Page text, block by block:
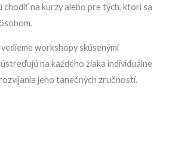
chodiť na kurzy alebo pre tých, ktorí sa
workshopy skúsenými
na každého žiaka individuálne
jeho tanečných zručností.